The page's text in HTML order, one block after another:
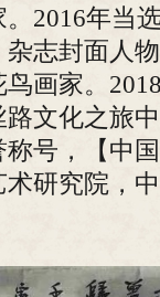
2016年当
志封面人
画家。
文化之旅
号，【中
研究院，